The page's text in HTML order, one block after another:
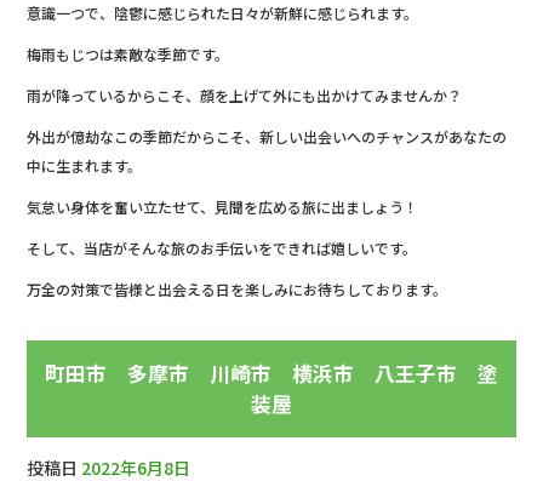
意識一つで、陰鬱に感じられた日々が新鮮に感じられます。
梅雨もじつは素敵な季節です。
雨が降っているからこそ、顔を上げて外にも出かけてみませんか？
外出が億劫なこの季節だからこそ、新しい出会いへのチャンスがあなたの
中に生まれます。
気怠い身体を奮い立たせて、見聞を広める旅に出ましょう！
そして、当店がそんな旅のお手伝いをできれば嬉しいです。
万全の対策で皆様と出会える日を楽しみにお待ちしております。
町田市 多摩市 川崎市 横浜市 八王子市 塗
装屋
投稿日 2022年6月8日